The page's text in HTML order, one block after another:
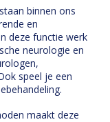
binnen ons
en
deze functie werk
neurologie en
speel je een
maakt deze